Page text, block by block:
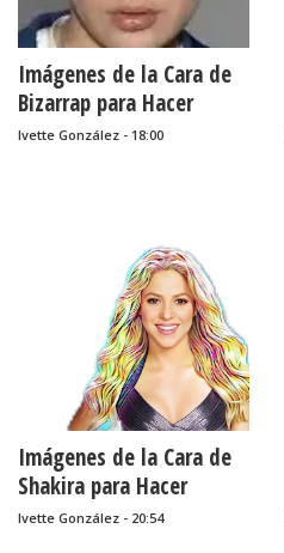
Imágenes de la Cara de
Bizarrap para Hacer
Máscaras, para
Ivette González - 18:00
Imágenes de la Cara de
Shakira para Hacer
Máscaras, para
Ivette González - 20:54